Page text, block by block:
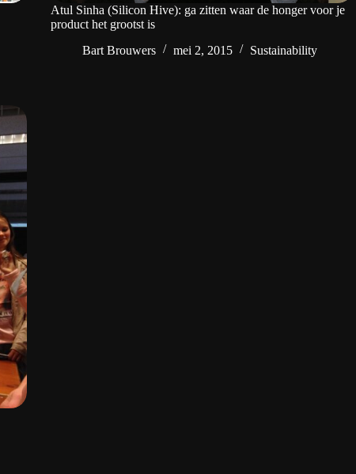
Atul Sinha (Silicon Hive): ga zitten waar de honger voor je
product het grootst is
Bart Brouwers
mei 2, 2015 Sustainability